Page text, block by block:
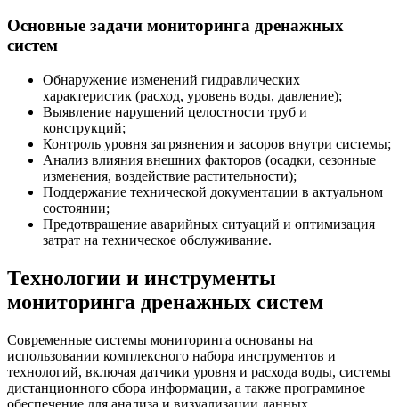
Основные задачи мониторинга дренажных
систем
Обнаружение изменений гидравлических
характеристик (расход, уровень воды, давление);
Выявление нарушений целостности труб и
конструкций;
Контроль уровня загрязнения и засоров внутри системы;
Анализ влияния внешних факторов (осадки, сезонные
изменения, воздействие растительности);
Поддержание технической документации в актуальном
состоянии;
Предотвращение аварийных ситуаций и оптимизация
затрат на техническое обслуживание.
Технологии и инструменты
мониторинга дренажных систем
Современные системы мониторинга основаны на
использовании комплексного набора инструментов и
технологий, включая датчики уровня и расхода воды, системы
дистанционного сбора информации, а также программное
обеспечение для анализа и визуализации данных.